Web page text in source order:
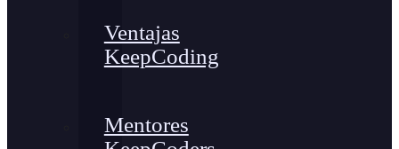
Ventajas
KeepCoding
Mentores